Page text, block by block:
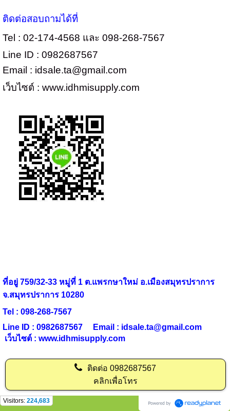
ติดต่อสอบถามได้ที่
Tel : 02-174-4568 และ 098-268-7567
Line ID : 0982687567
Email : idsale.ta@gmail.com
เว็บไซต์ : www.idhmisupply.com
ที่อยู่ 759/32-33 หมู่ที่ 1 ต.แพรกษาใหม่ อ.เมืองสมุทรปราการ
จ.สมุทรปราการ 10280
Tel : 098-268-7567
Line ID : 0982687567 Email : idsale.ta@gmail.com
เว็บไซต์ : www.idhmisupply.com
ติดต่อ0982687567
คลิกเพื่อโทร
Visitors: 224,683